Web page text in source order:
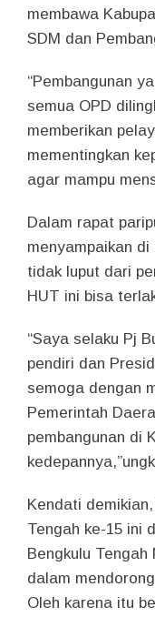
membawa
SDM dan
“Pembangunan
semua OPD
memberikan
mementingkan
agar mampu
Dalam rapat
menyampaikan
tidak luput dari
HUT ini bisa
“Saya selaku Pj
pendiri dan
semoga dengan
Pemerintah
pembangunan di
Kendati
Tengah ke-15 ini
Bengkulu
dalam
Oleh karena itu